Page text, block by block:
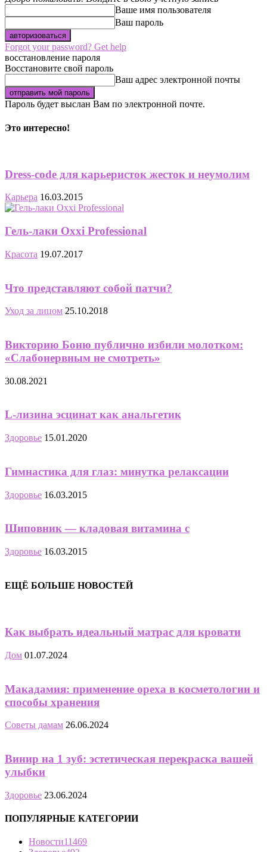
Ваше имя пользователя
Ваш пароль
Forgot your password? Get help
восстановление пароля
Восстановите свой пароль
Ваш адрес электронной почты
Пароль будет выслан Вам по электронной почте.
Это интересно!
Dress-code для карьеристок жесток и неумолим
Карьера 16.03.2015
Гель-лаки Oxxi Professional
Красота 19.07.2017
Что представляют собой патчи?
Уход за лицом 25.10.2018
Викторию Боню публично избили молотком:
«Слабонервным не смотреть»
30.08.2021
L-лизина эсцинат как анальгетик
Здоровье 15.01.2020
Гимнастика для глаз: минутка релаксации
Здоровье 16.03.2015
Шиповник — кладовая витамина с
Здоровье 16.03.2015
ЕЩЁ БОЛЬШЕ НОВОСТЕЙ
Как выбрать идеальный матрас для кровати
Дом 01.07.2024
Макадамия: применение ореха в косметологии и
способы хранения
Советы дамам 26.06.2024
Винир на 1 зуб: эстетическая перекраска вашей
улыбки
Здоровье 23.06.2024
ПОПУЛЯРНЫЕ КАТЕГОРИИ
Новости11469